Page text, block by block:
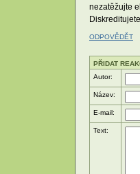
nezatěžujte
ODPOVĚDĚT
PŘIDAT
Autor:
Název:
E-mail:
Text: